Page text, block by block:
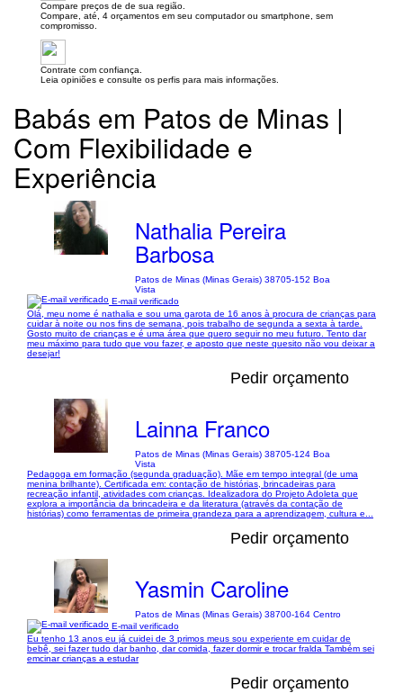
Compare preços de de sua região.
Compare, até, 4 orçamentos em seu computador ou smartphone, sem
compromisso.
Contrate com confiança.
Leia opiniões e consulte os perfis para mais informações.
Babás em Patos de Minas |
Com Flexibilidade e
Experiência
Nathalia Pereira
Barbosa
Patos de Minas (Minas Gerais) 38705-152 Boa
Vista
E-mail verificado
Olá, meu nome é nathalia e sou uma garota de 16 anos à procura de crianças para
cuidar à noite ou nos fins de semana, pois trabalho de segunda a sexta à tarde.
Gosto muito de crianças e é uma área que quero seguir no meu futuro. Tento dar
meu máximo para tudo que vou fazer, e aposto que neste quesito não vou deixar a
desejar!
Pedir orçamento
Lainna Franco
Patos de Minas (Minas Gerais) 38705-124 Boa
Vista
Pedagoga em formação (segunda graduação). Mãe em tempo integral (de uma
menina brilhante). Certificada em: contação de histórias, brincadeiras para
recreação infantil, atividades com crianças. Idealizadora do Projeto Adoleta que
explora a importância da brincadeira e da literatura (através da contação de
histórias) como ferramentas de primeira grandeza para a aprendizagem, cultura e...
Pedir orçamento
Yasmin Caroline
Patos de Minas (Minas Gerais) 38700-164 Centro
E-mail verificado
Eu tenho 13 anos eu já cuidei de 3 primos meus sou experiente em cuidar de
bebê, sei fazer tudo dar banho, dar comida, fazer dormir e trocar fralda Também sei
emcinar crianças a estudar
Pedir orçamento